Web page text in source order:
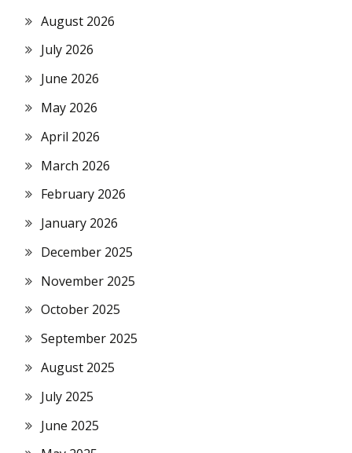
August 2026
July 2026
June 2026
May 2026
April 2026
March 2026
February 2026
January 2026
December 2025
November 2025
October 2025
September 2025
August 2025
July 2025
June 2025